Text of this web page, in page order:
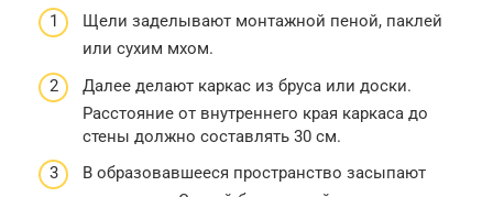
Щели заделывают монтажной пеной, паклей
или сухим мхом.
Далее делают каркас из бруса или доски.
Расстояние от внутреннего края каркаса до
стены должно составлять 30 см.
В образовавшееся пространство засыпают